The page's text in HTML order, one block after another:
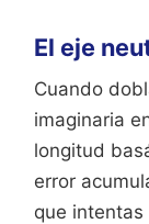
El eje
Cuando
imaginaria
longitud
error
que